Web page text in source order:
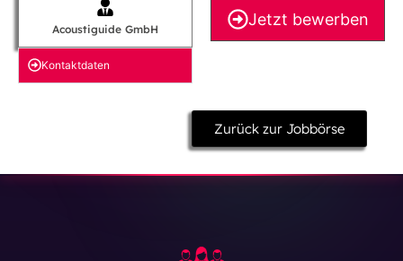
Acoustiguide GmbH
Kontakt­daten
Jetzt bewerben
Zurück zur Jobbörse